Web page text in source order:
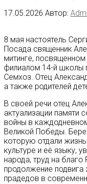
17.05.2026 Автор:
8 мая настоятель
Посада священник
митинге,
филиалом 14-й школы
Семхоз. Отец
а также родителей
В своей речи отец
актуализации памяти
войны в
Великой Победы.
которую отдали
культуре и её языку,
народа, труд на
продолжение
прадедов в